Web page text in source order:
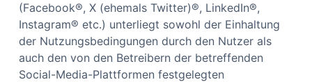
(Facebook®, X (ehemals Twitter)®, LinkedIn®,
Instagram® etc.) unterliegt sowohl der Einhaltung
der Nutzungsbedingungen durch den Nutzer als
auch den von den Betreibern der betreffenden
Social-Media-Plattformen festgelegten